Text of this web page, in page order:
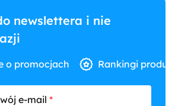
newslettera i nie
o promocjach Rankingi
e-mail